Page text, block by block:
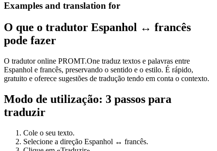
Examples and translation for
O que o tradutor Espanhol ↔ francês
pode fazer
O tradutor online PROMT.One traduz textos e palavras entre
Espanhol e francês, preservando o sentido e o estilo. É rápido,
gratuito e oferece sugestões de tradução tendo em conta o contexto.
Modo de utilização: 3 passos para
traduzir
Cole o seu texto.
Selecione a direção Espanhol ↔ francês.